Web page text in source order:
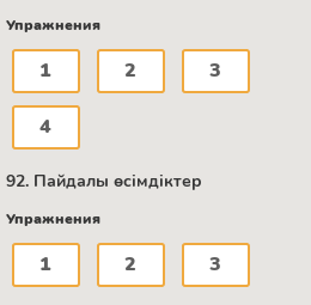
Упражнения
1 2 3
4
92. Пайдалы өсімдіктер
Упражнения
1 2 3